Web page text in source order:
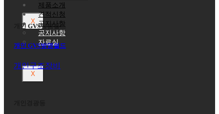
X
제품소개
견적신청
공지사항
공지사항
자료실
X
개인 GVS방염쉴드
개인 GVS방염쉴드
개인구조장비